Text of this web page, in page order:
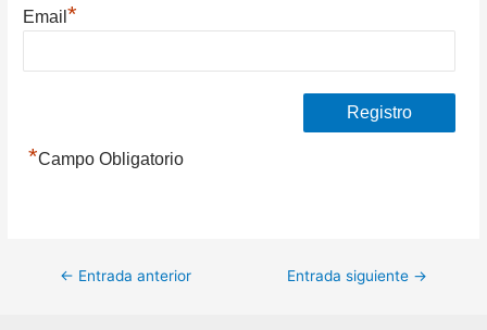
Email*
*Campo Obligatorio
Navegación
← Entrada anterior Entrada siguiente →